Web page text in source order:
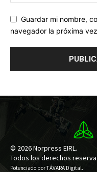
Guardar mi nombre,
navegador la próxima
© 2026 Norpress EIRL.
Todos los derechos
Potenciado porTÁVARA Digital.